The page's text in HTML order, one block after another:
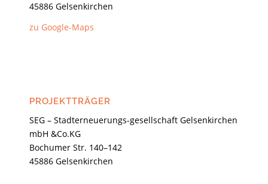
45886 Gelsenkirchen
zu Google-Maps
PROJEKTTRÄGER
SEG – Stadterneuerungs-gesellschaft Gelsenkirchen
mbH &Co.KG
Bochumer Str. 140–142
45886 Gelsenkirchen